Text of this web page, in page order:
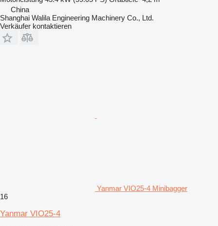
China
Shanghai Walila Engineering Machinery Co., Ltd.
Verkäufer kontaktieren
Yanmar VIO25-4 Minibagger
16
Yanmar VIO25-4